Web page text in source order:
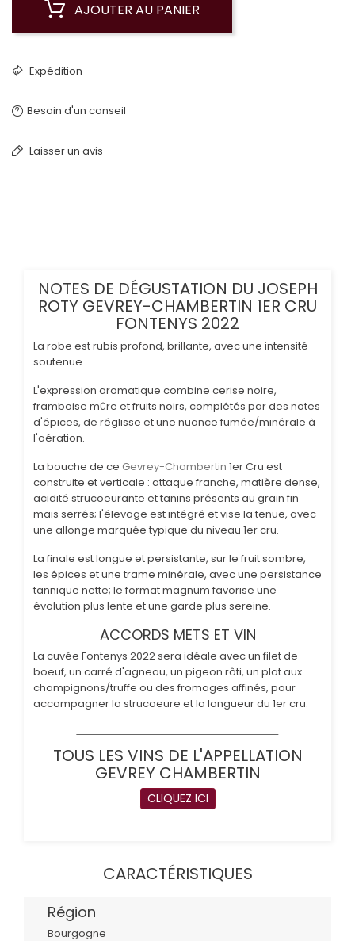
AJOUTER AU PANIER
Expédition
Besoin d'un conseil
Laisser un avis
NOTES DE DÉGUSTATION DU JOSEPH
ROTY GEVREY-CHAMBERTIN 1ER CRU
FONTENYS 2022
La robe est rubis profond, brillante, avec une intensité
soutenue.
L'expression aromatique combine cerise noire,
framboise mûre et fruits noirs, complétés par des notes
d'épices, de réglisse et une nuance fumée/minérale à
l'aération.
La bouche de ce Gevrey-Chambertin 1er Cru est
construite et verticale : attaque franche, matière dense,
acidité strucoeurante et tanins présents au grain fin
mais serrés; l'élevage est intégré et vise la tenue, avec
une allonge marquée typique du niveau 1er cru.
La finale est longue et persistante, sur le fruit sombre,
les épices et une trame minérale, avec une persistance
tannique nette; le format magnum favorise une
évolution plus lente et une garde plus sereine.
ACCORDS METS ET VIN
La cuvée Fontenys 2022 sera idéale avec un filet de
boeuf, un carré d'agneau, un pigeon rôti, un plat aux
champignons/truffe ou des fromages affinés, pour
accompagner la strucoeure et la longueur du 1er cru.
TOUS LES VINS DE L'APPELLATION
GEVREY CHAMBERTIN
CLIQUEZ ICI
CARACTÉRISTIQUES
Région
Bourgogne